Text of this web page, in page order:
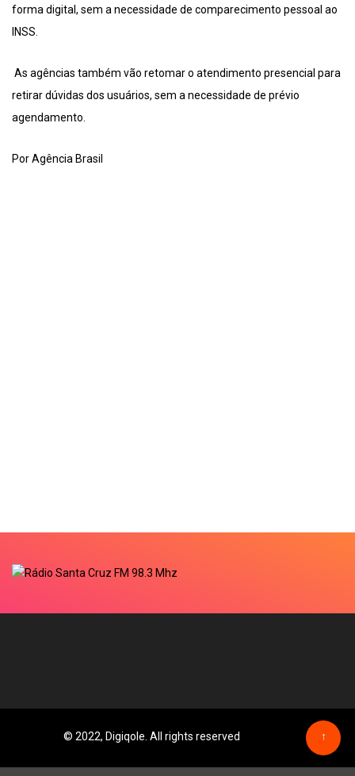
forma digital, sem a necessidade de comparecimento pessoal ao
INSS.
As agências também vão retomar o atendimento presencial para
retirar dúvidas dos usuários, sem a necessidade de prévio
agendamento.
Por Agência Brasil
© 2022, Digiqole. All rights reserved ↑